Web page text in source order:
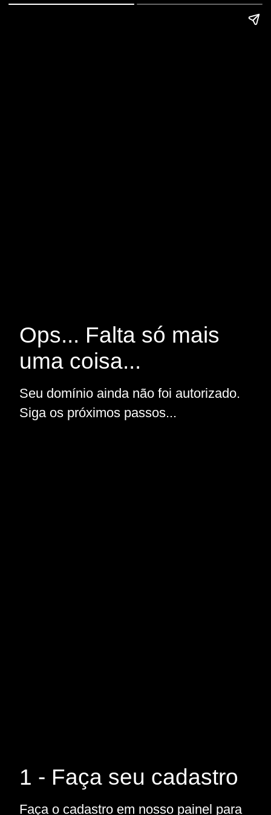
Ops... Falta só mais
uma coisa...
Seu domínio ainda não foi autorizado.
Siga os próximos passos...
1 - Faça seu cadastro
Faça o cadastro em nosso painel para